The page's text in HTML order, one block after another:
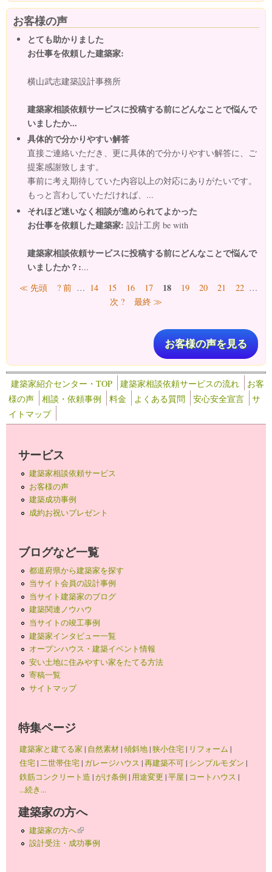
お客様の声
とても助かりました
お仕事を依頼した建築家:
横山武志建築設計事務所
建築家相談依頼サービスに投稿する前にどんなことで悩んで
いましたか...
具体的で分かりやすい解答
直接ご連絡いただき、更に具体的で分かりやすい解答に、ご
提案感謝致します。
事前に考え期待していた内容以上の対応にありがたいです。
もっと言わしていただければ、...
それほど迷いなく相談が進められてよかった
お仕事を依頼した建築家: 設計工房 be with
建築家相談依頼サービスに投稿する前にどんなことで悩んで
いましたか？:...
ページ
≪ 先頭 ? 前 … 14 15 16 17 18 19 20 21 22 …
次 ?
最終 ≫
お客様の声を見る
建築家紹介センター・TOP 建築家相談依頼サービスの流れ
お客
様の声
相談・依頼事例 料金 よくある質問 安心安全宣言
サ
イトマップ
サービス
建築家相談依頼サービス
お客様の声
建築成功事例
成約お祝いプレゼント
ブログなど一覧
都道府県から建築家を探す
当サイト会員の設計事例
当サイト建築家のブログ
建築関連ノウハウ
当サイトの竣工事例
建築家インタビュー一覧
オープンハウス・建築イベント情報
安い土地に住みやすい家をたてる方法
寄稿一覧
サイトマップ
特集ページ
建築家と建てる家 | 自然素材|傾斜地|狭小住宅| リフォーム |
住宅|二世帯住宅| ガレージハウス |再建築不可| シンプルモダン |
鉄筋コンクリート造 |がけ条例 | 用途変更 |平屋 | コートハウス |
...続き...
建築家の方へ
建築家の方へ(link is external)
設計受注・成功事例